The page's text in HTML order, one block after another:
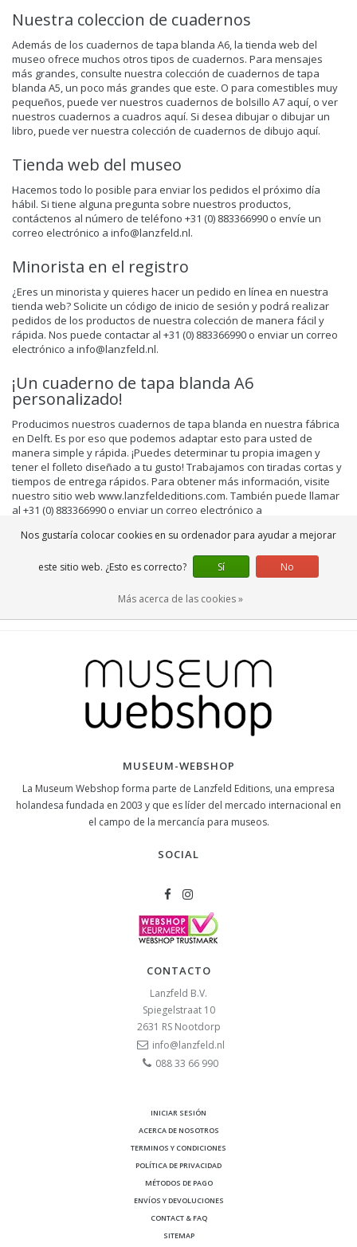
Nuestra coleccion de cuadernos
Además de los cuadernos de tapa blanda A6, la tienda web del
museo ofrece muchos otros tipos de cuadernos. Para mensajes
más grandes, consulte nuestra colección de cuadernos de tapa
blanda A5, un poco más grandes que este. O para comestibles muy
pequeños, puede ver nuestros cuadernos de bolsillo A7 aquí, o ver
nuestros cuadernos a cuadros aquí. Si desea dibujar o dibujar un
libro, puede ver nuestra colección de cuadernos de dibujo aquí.
Tienda web del museo
Hacemos todo lo posible para enviar los pedidos el próximo día
hábil. Si tiene alguna pregunta sobre nuestros productos,
contáctenos al número de teléfono +31 (0) 883366990 o envíe un
correo electrónico a info@lanzfeld.nl.
Minorista en el registro
¿Eres un minorista y quieres hacer un pedido en línea en nuestra
tienda web? Solicite un código de inicio de sesión y podrá realizar
pedidos de los productos de nuestra colección de manera fácil y
rápida. Nos puede contactar al +31 (0) 883366990 o enviar un correo
electrónico a info@lanzfeld.nl.
¡Un cuaderno de tapa blanda A6
personalizado!
Producimos nuestros cuadernos de tapa blanda en nuestra fábrica
en Delft. Es por eso que podemos adaptar esto para usted de
manera simple y rápida. ¡Puedes determinar tu propia imagen y
tener el folleto diseñado a tu gusto! Trabajamos con tiradas cortas y
tiempos de entrega rápidos. Para obtener más información, visite
nuestro sitio web www.lanzfeldeditions.com. También puede llamar
al +31 (0) 883366990 o enviar un correo electrónico a
MUSEUM-WEBSHOP
La Museum Webshop forma parte de Lanzfeld Editions, una empresa
holandesa fundada en 2003 y que es líder del mercado internacional en
el campo de la mercancía para museos.
SOCIAL
CONTACTO
Lanzfeld B.V.
Spiegelstraat 10
2631 RS Nootdorp
info@lanzfeld.nl
088 33 66 990
INICIAR SESIÓN
ACERCA DE NOSOTROS
TERMINOS Y CONDICIONES
POLÍTICA DE PRIVACIDAD
MÉTODOS DE PAGO
ENVÍOS Y DEVOLUCIONES
CONTACT & FAQ
SITEMAP
Nos gustaría colocar cookies en su ordenador para ayudar a mejorar
este sitio web. ¿Esto es correcto? Sí No
Más acerca de las cookies »